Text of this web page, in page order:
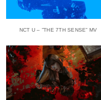
NCT U – ”THE 7TH SENSE” MV